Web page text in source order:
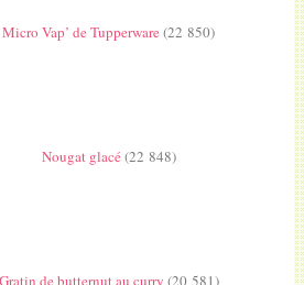
Micro Vap’ de Tupperware(22 850)
Nougat glacé(22 848)
Gratin de butternut au curry (20 581)